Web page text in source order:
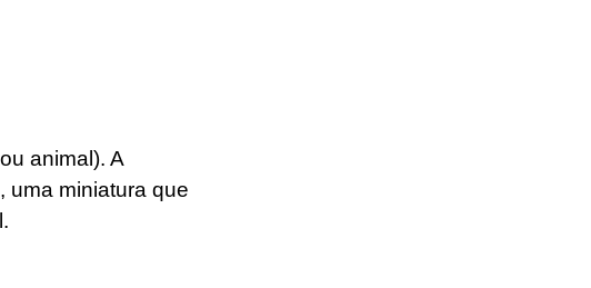
animal). A
uma miniatura que